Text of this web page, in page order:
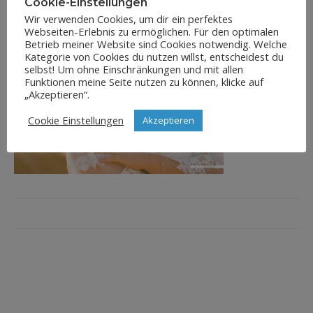
Wir verwenden Cookies, um dir ein perfektes
Webseiten-Erlebnis zu ermöglichen. Für den optimalen
Betrieb meiner Website sind Cookies notwendig. Welche
Kategorie von Cookies du nutzen willst, entscheidest du
selbst! Um ohne Einschränkungen und mit allen
Funktionen meine Seite nutzen zu können, klicke auf
„Akzeptieren“.
Cookie Einstellungen
Akzeptieren